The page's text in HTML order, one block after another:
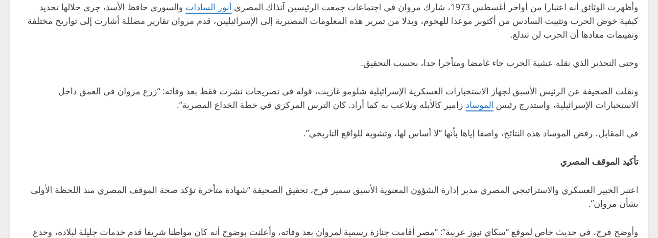
وأظهرت الوثائق أنه اعتبارا من أواخر أغسطس 1973، شارك مروان في اجتماعات جمعت الرئيسين آنذاك المصري أنور السادات والسوري حافظ الأسد، جرى خلالها تحديد
كيفية خوض الحرب وتثبيت السادس من أكتوبر موعدا للهجوم، وبدلا من تمرير هذه المعلومات المصيرية إلى الإسرائيليين، قدم مروان تقارير مضللة أشارت إلى تواريخ مختلفة
وتقييمات مفادها أن الحرب لن تندلع.
وحتى التحذير الذي نقله عشية الحرب جاء غامضا ومتأخرا جدا، بحسب التحقيق.
ونقلت الصحيفة عن الرئيس الأسبق لجهاز الاستخبارات العسكرية الإسرائيلية شلومو غازيت، قوله في تصريحات نشرت فقط بعد وفاته: “زرع مروان في العمق داخل
الاستخبارات الإسرائيلية، واستدرج رئيس الموساد زامير كالأبله وتلاعب به كما أراد. كان الترس المركزي في خطة الخداع المصرية”.
في المقابل، رفض الموساد هذه النتائج، واصفا إياها بأنها “لا أساس لها، وتشويه للواقع التاريخي”.
تأكيد الموقف المصري
اعتبر الخبير العسكري والاستراتيجي المصري مدير إدارة الشؤون المعنوية الأسبق سمير فرج، تحقيق الصحيفة “شهادة متأخرة تؤكد صحة الموقف المصري منذ اللحظة الأولى
بشأن مروان”.
وأوضح فرج، في حديث خاص لموقع “سكاي نيوز عربية”: “مصر أقامت جنازة رسمية لمروان بعد وفاته، وأعلنت بوضوح أنه كان مواطنا شريفا قدم خدمات جليلة لبلاده، وخدع